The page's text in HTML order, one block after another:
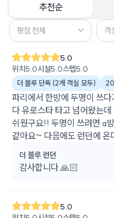
추천순
평점 전체 객
5.0
위치5.0시설5.0스텝5.0
더 블루 단독 (2개 객실 모두)
파리에서 한방에 두명이 쓰
다 유로스타 타고 넘어왔는
쉬웠구요!! 두명이 쓰려면 a
같아요~ 다음에도 런던에 온
더 블루 런던
감사합니다 🙏🏻
5.0